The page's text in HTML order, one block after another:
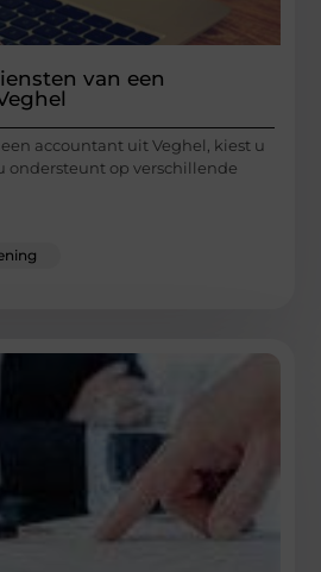
van een
accountant uit Veghel, kiest u
ondersteunt op verschillende